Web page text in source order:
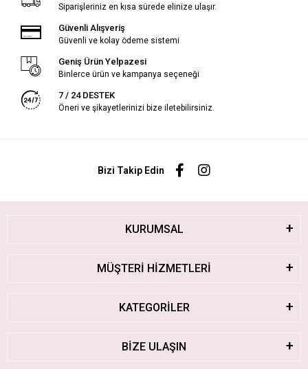
Siparişleriniz en kısa sürede elinize ulaşır.
Güvenli Alışveriş
Güvenli ve kolay ödeme sistemi
Geniş Ürün Yelpazesi
Binlerce ürün ve kampanya seçeneği
7 / 24 DESTEK
Öneri ve şikayetlerinizi bize iletebilirsiniz.
Bizi Takip Edin
KURUMSAL
MÜŞTERİ HİZMETLERİ
KATEGORİLER
BİZE ULAŞIN